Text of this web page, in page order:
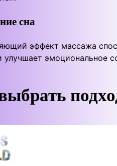
сна
эффект массажа
улучшает эмоциональное